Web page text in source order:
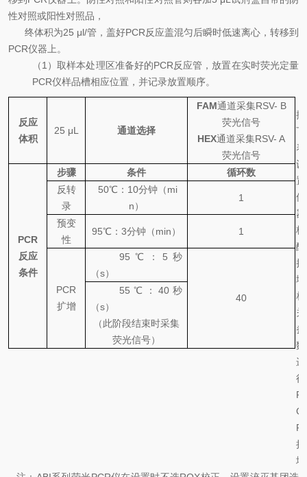
性对照或阳性对照品，
终体积为25 μl/管，盖好PCR反应盖混匀后瞬时低速离心，转移到
PCR仪器上。
（1 ）取样本处理区准备好的PCR反应管，放置在实时荧光定量
PCR仪样品槽相应位置，并记录放置顺序。
反应
体积
25 μL 通道选择
FAM通道采集RSV- B
荧光信号
HEX通道采集RSV- A
荧光信号
PCR
反应
条件
步骤 条件
循环数
反转
录
50℃ ： 10分钟（mi
n）
1
预变
性
95℃ ： 3分钟（min） 1
PCR
扩增
95 ℃ ： 5 秒
（s）
40
55 ℃ ：40 秒
（s）
（此阶段结束时采集
荧光信号）
按
下
表
设
置
仪
器
核
酸
扩
增
相
关
参
数
进
行
P
C
R
扩